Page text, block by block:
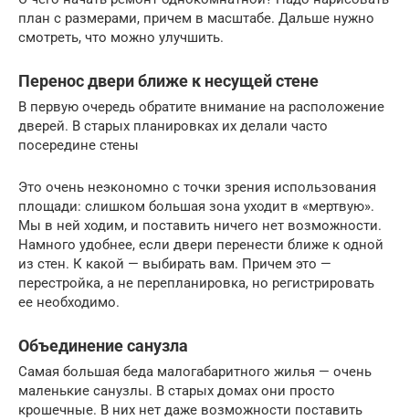
план с размерами, причем в масштабе. Дальше нужно
смотреть, что можно улучшить.
Перенос двери ближе к несущей стене
В первую очередь обратите внимание на расположение
дверей. В старых планировках их делали часто
посередине стены
Это очень неэкономно с точки зрения использования
площади: слишком большая зона уходит в «мертвую».
Мы в ней ходим, и поставить ничего нет возможности.
Намного удобнее, если двери перенести ближе к одной
из стен. К какой — выбирать вам. Причем это —
перестройка, а не перепланировка, но регистрировать
ее необходимо.
Объединение санузла
Самая большая беда малогабаритного жилья — очень
маленькие санузлы. В старых домах они просто
крошечные. В них нет даже возможности поставить